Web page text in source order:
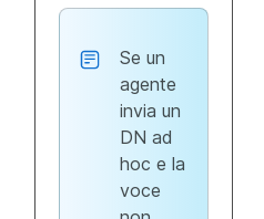
Se un
agente
invia un
DN ad
hoc e la
voce